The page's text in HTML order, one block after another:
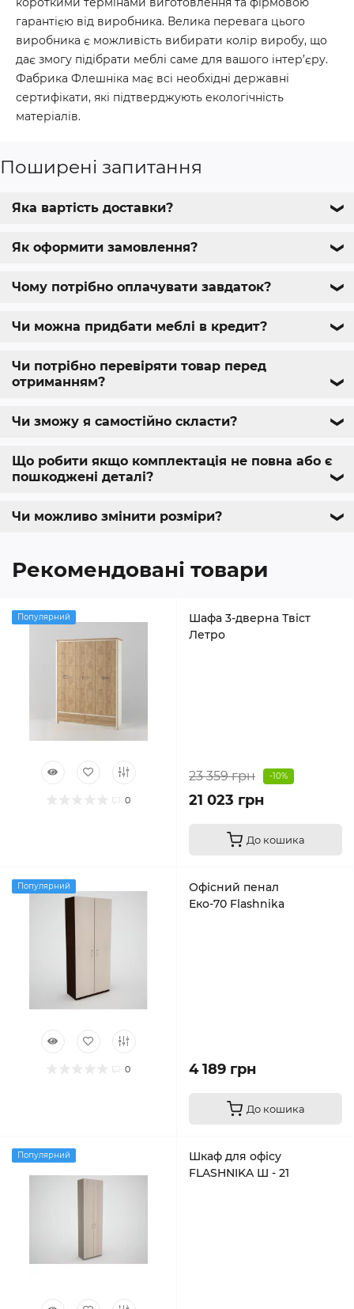
гарантією від виробника. Велика перевага цього
виробника є можливість вибирати колір виробу, що
дає змогу підібрати меблі саме для вашого інтер’єру.
Фабрика Флешніка має всі необхідні державні
сертифікати, які підтверджують екологічність
матеріалів.
Поширені запитання
Яка вартість доставки? ❯
Як оформити замовлення? ❯
Чому потрібно оплачувати завдаток? ❯
Чи можна придбати меблі в кредит? ❯
Чи потрібно перевіряти товар перед
отриманням?
❯
Чи зможу я самостійно скласти? ❯
Що робити якщо комплектація не повна або є
пошкоджені деталі?
❯
Чи можливо змінити розміри? ❯
Рекомендовані товари
Популярний
0
Шафа 3-дверна Твіст
Летро
23 359 грн -10%
21 023 грн
До кошика
Популярний
0
Офісний пенал
Еко-70 Flashnika
4 189 грн
До кошика
Популярний
Шкаф для офісу
FLASHNIKA Ш - 21